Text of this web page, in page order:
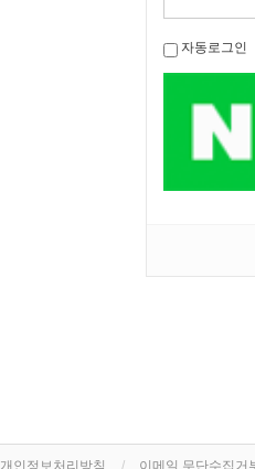
자동로그인
개인정보처리방침 이메일 무단수집거